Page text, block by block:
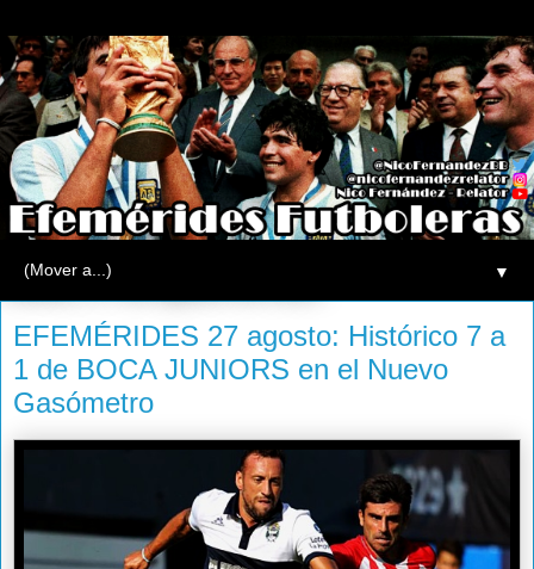
▼
martes, 27 de agosto de 2013
EFEMÉRIDES 27 agosto: Histórico 7 a
1 de BOCA JUNIORS en el Nuevo
Gasómetro